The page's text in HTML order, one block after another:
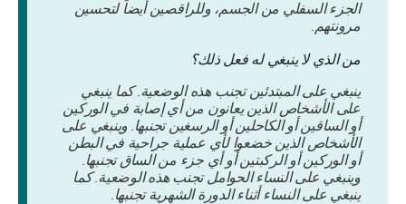
الجزء السفلي من الجسم، وللراقصين أيضاً لتحسين
مرونتهم.
من الذي لا ينبغي له فعل ذلك؟
ينبغي على المبتدئين تجنب هذه الوضعية. كما ينبغي
على الأشخاص الذين يعانون من أي إصابة في الوركين
أو الساقين أو الكاحلين أو الرسغين تجنبها. وينبغي على
الأشخاص الذين خضعوا لأي عملية جراحية في البطن
أو الوركين أو الركبتين أو أي جزء من الساق تجنبها.
وينبغي على النساء الحوامل تجنب هذه الوضعية. كما
ينبغي على النساء أثناء الدورة الشهرية تجنبها.